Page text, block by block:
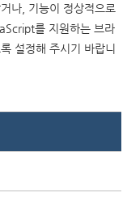
나, 기능이 정상적으로
를 지원하는 브라
설정해 주시기 바랍니